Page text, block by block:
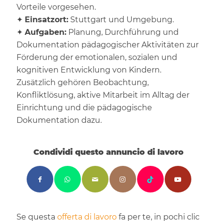
Vorteile vorgesehen.
✦ Einsatzort:Stuttgart und Umgebung.
✦ Aufgaben:Planung, Durchführung und
Dokumentation pädagogischer Aktivitäten zur
Förderung der emotionalen, sozialen und
kognitiven Entwicklung von Kindern.
Zusätzlich gehören Beobachtung,
Konfliktlösung, aktive Mitarbeit im Alltag der
Einrichtung und die pädagogische
Dokumentation dazu.
Condividi questo annuncio di lavoro
Se questa offerta di lavorofa per te, in pochi clic